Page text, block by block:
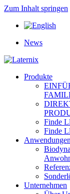
Zum Inhalt springen
News
Produkte
Finde
Finde
Anwendungen
Unternehmen